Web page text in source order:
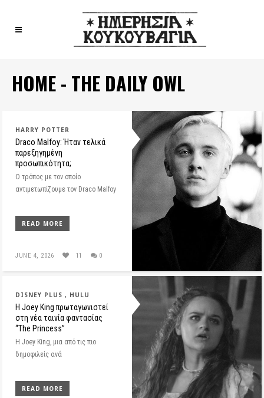
HOME - THE DAILY OWL
HARRY POTTER
Draco Malfoy: Ήταν τελικά
παρεξηγημένη
προσωπικότητα;
O τρόπος με τον οποίο
αντιμετωπίζουμε τον Draco Malfoy
READ MORE
JUNE 4, 2026 11 0
DISNEY PLUS HULU
Η Joey King πρωταγωνιστεί
στη νέα ταινία φαντασίας
“The Princess”
Η Joey King, μια από τις πιο
δημοφιλείς ανά
READ MORE